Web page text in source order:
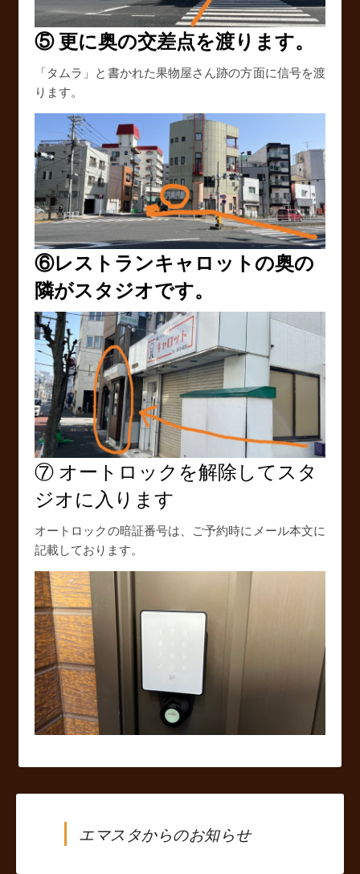
⑤ 更に奥の交差点を渡ります。
「タムラ」と書かれた果物屋さん跡の方面に信号を渡
ります。
⑥レストランキャロットの奥の
隣がスタジオです。
⑦ オートロックを解除してスタ
ジオに入ります
オートロックの暗証番号は、ご予約時にメール本文に
記載しております。
エマスタからのお知らせ